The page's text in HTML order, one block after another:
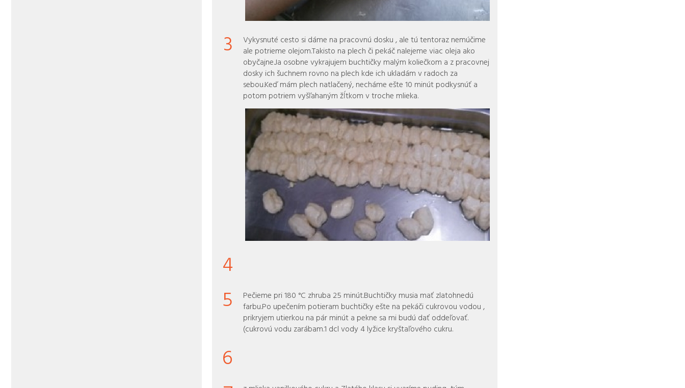
3
Vykysnuté cesto si dáme na pracovnú dosku , ale tú tentoraz nemúčime
ale potrieme olejom.Takisto na plech či pekáč nalejeme viac oleja ako
obyčajne.Ja osobne vykrajujem buchtičky malým koliečkom a z pracovnej
dosky ich šuchnem rovno na plech kde ich ukladám v radoch za
sebou.Keď mám plech natlačený, necháme ešte 10 minút podkysnúť a
potom potriem vyšľahaným žĺtkom v troche mlieka.
4
5
Pečieme pri 180 °C zhruba 25 minút.Buchtičky musia mať zlatohnedú
farbu.Po upečením potieram buchtičky ešte na pekáči cukrovou vodou ,
prikryjem utierkou na pár minút a pekne sa mi budú dať oddeľovať.
(cukrovú vodu zarábam.1 dcl vody 4 lyžice kryštaľového cukru.
6